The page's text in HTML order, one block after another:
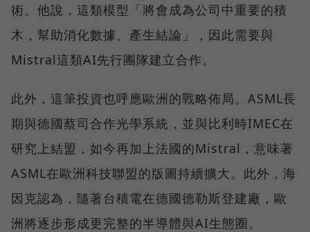
術。他說，這類模型「將會成為公司中重要的積
木，幫助消化數據、產生結論」，因此需要與
Mistral這類AI先行團隊建立合作。
此外，這筆投資也呼應歐洲的戰略佈局。ASML長
期與德國蔡司合作光學系統，並與比利時IMEC在
研究上結盟，如今再加上法國的Mistral，意味著
ASML在歐洲科技聯盟的版圖持續擴大。此外，海
因克認為，隨著台積電在德國德勒斯登建廠，歐
洲將逐步形成更完整的半導體與AI生態圈。